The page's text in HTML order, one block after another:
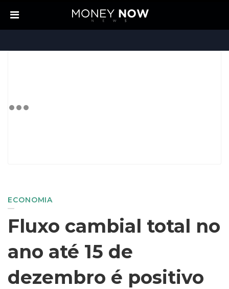
ECONOMIA
Fluxo cambial total no
ano até 15 de
dezembro é positivo